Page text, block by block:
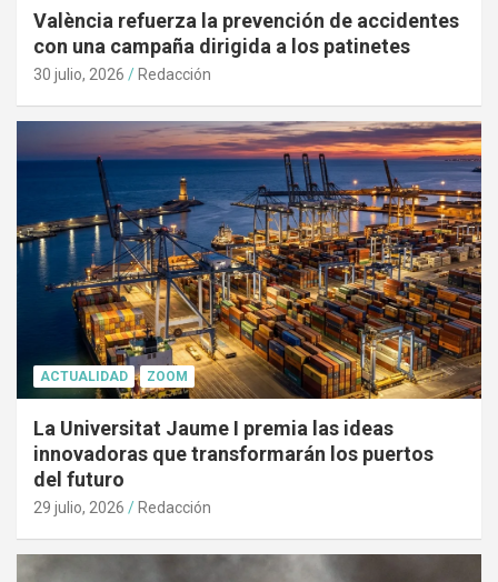
València refuerza la prevención de accidentes
con una campaña dirigida a los patinetes
30 julio, 2026 Redacción
ACTUALIDAD ZOOM
La Universitat Jaume I premia las ideas
innovadoras que transformarán los puertos
del futuro
29 julio, 2026 Redacción